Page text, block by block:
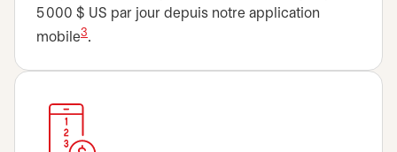
5 000 $ US par jour depuis notre application
mobile3.